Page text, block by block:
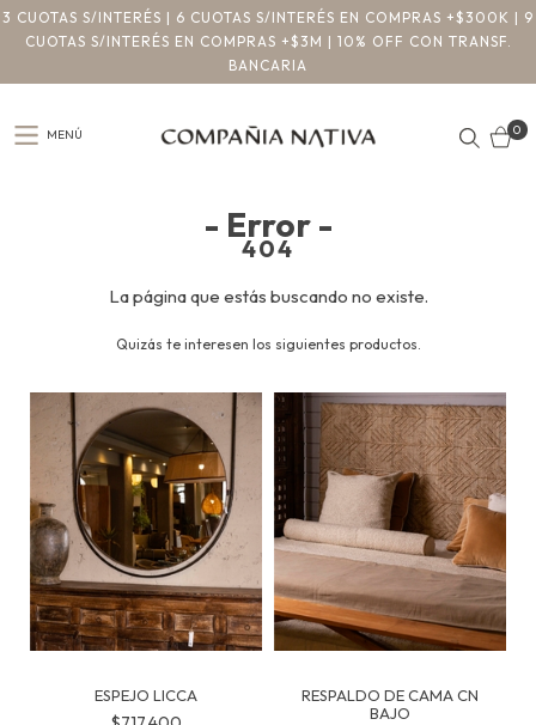
3 CUOTAS S/INTERÉS | 6 CUOTAS S/INTERÉS EN COMPRAS +$300K | 9
CUOTAS S/INTERÉS EN COMPRAS +$3M | 10% OFF CON TRANSF.
BANCARIA
MENÚ 0
- Error -
404
La página que estás buscando no existe.
Quizás te interesen los siguientes productos.
ESPEJO LICCA
RESPALDO DE CAMA CN
BAJO